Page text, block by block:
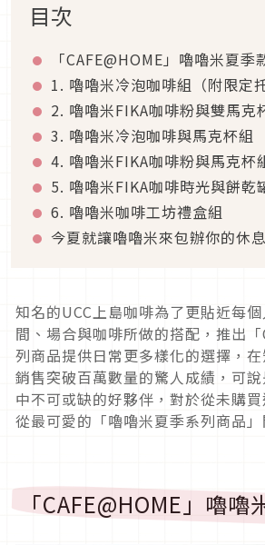
目次
「CAFE@HOME」嚕嚕米夏季
1. 嚕嚕米冷泡咖啡組（附限定
2. 嚕嚕米FIKA咖啡粉與雙馬克
3. 嚕嚕米冷泡咖啡與馬克杯組
4. 嚕嚕米FIKA咖啡粉與馬克杯
5. 嚕嚕米FIKA咖啡時光與餅乾
6. 嚕嚕米咖啡工坊禮盒組
今夏就讓嚕嚕米來包辦你的休
知名的UCC上島咖啡為了更貼近每
間、場合與咖啡所做的搭配，推出「
列商品提供日常更多樣化的選擇，
銷售突破百萬數量的驚人成績，可
中不可或缺的好夥伴，對於從未購
從最可愛的「嚕嚕米夏季系列商品」
「CAFE@HOME」嚕嚕